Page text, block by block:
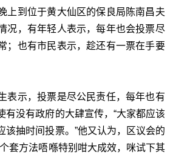
上到位于黄大仙区的保良局陈南昌夫
况，有年轻人表示，每年也会投票尽
；也有市民表示，趁还有一票在手要
表示，投票是尽公民责任，每年也有
有没有政府的大肆宣传，“大家都应该
该抽时间投票。”他又认为，区议会的
套方法唔喺特别咁大成效，咪试下其